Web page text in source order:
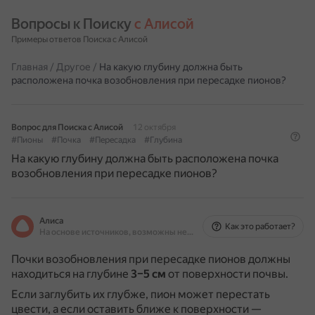
Вопросы к Поиску с Алисой
Примеры ответов Поиска с Алисой
Главная / Другое / На какую глубину должна быть
расположена почка возобновления при пересадке пионов?
Вопрос для Поиска с Алисой
12 октября
#Пионы
#Почка #Пересадка #Глубина
На какую глубину должна быть расположена почка
возобновления при пересадке пионов?
Алиса
На основе источников, возможны неточности
Как это работает?
Почки возобновления при пересадке пионов должны
находиться на глубине 3–5 см от поверхности почвы.
Если заглубить их глубже, пион может перестать
цвести, а если оставить ближе к поверхности —